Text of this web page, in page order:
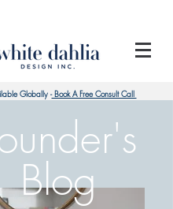
Globally -Book A Free Consult Call
Blog